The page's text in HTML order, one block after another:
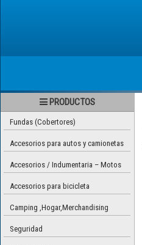
PRODUCTOS
Fundas (Cobertores)
Accesorios para autos y camionetas
Accesorios / Indumentaria – Motos
Accesorios para bicicleta
Camping ,Hogar,Merchandising
Seguridad